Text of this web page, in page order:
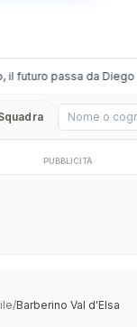
il futuro passa da Diego
Cerca
PUBBLICITÀ
/Barberino Val d'Elsa